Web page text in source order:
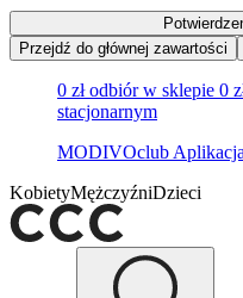
Przejdź do głównej zawartości
0 zł odbiór w sklepie 0
stacjonarnym
MODIVOclub Aplikacja
KobietyMężczyźniDzieci